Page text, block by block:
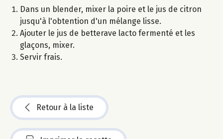
Dans un blender, mixer la poire et le jus de citron
jusqu'à l'obtention d'un mélange lisse.
Ajouter le jus de betterave lacto fermenté et les
glaçons, mixer.
Servir frais.
Retour à la liste